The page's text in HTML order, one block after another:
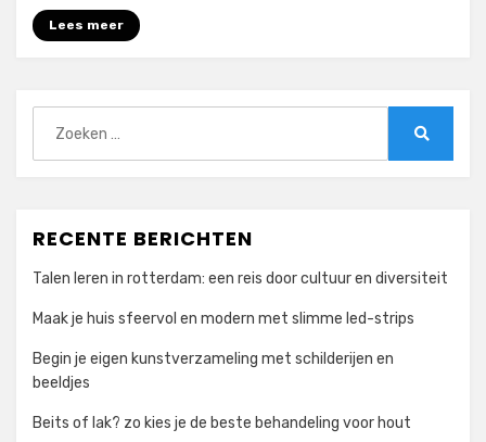
Lees meer
naar:
RECENTE BERICHTEN
Talen leren in rotterdam: een reis door cultuur en diversiteit
Maak je huis sfeervol en modern met slimme led-strips
Begin je eigen kunstverzameling met schilderijen en
beeldjes
Beits of lak? zo kies je de beste behandeling voor hout